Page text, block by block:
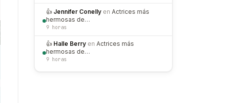
👍 Jennifer Conelly en Actrices más
hermosas de…
9 horas
👍 Halle Berry en Actrices más
hermosas de…
9 horas